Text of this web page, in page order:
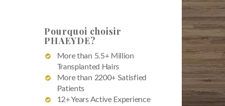
Pourquoi choisir
PHAEYDE?
More than 5.5+ Million
Transplanted Hairs
More than 2200+ Satisfied
Patients
12+ Years Active Experience